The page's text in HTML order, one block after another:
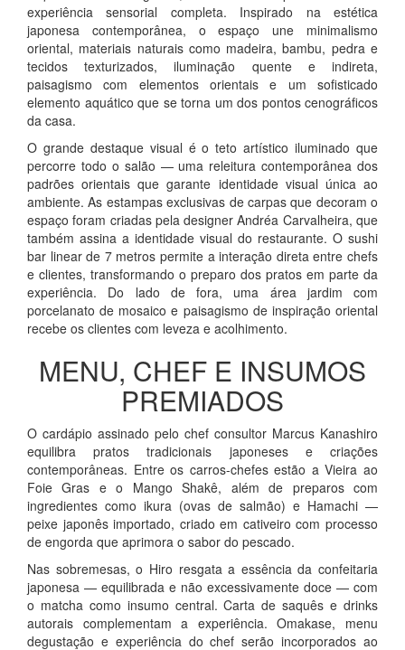
experiência sensorial completa. Inspirado na estética
japonesa contemporânea, o espaço une minimalismo
oriental, materiais naturais como madeira, bambu, pedra e
tecidos texturizados, iluminação quente e indireta,
paisagismo com elementos orientais e um sofisticado
elemento aquático que se torna um dos pontos cenográficos
da casa.
O grande destaque visual é o teto artístico iluminado que
percorre todo o salão — uma releitura contemporânea dos
padrões orientais que garante identidade visual única ao
ambiente. As estampas exclusivas de carpas que decoram o
espaço foram criadas pela designer Andréa Carvalheira, que
também assina a identidade visual do restaurante. O sushi
bar linear de 7 metros permite a interação direta entre chefs
e clientes, transformando o preparo dos pratos em parte da
experiência. Do lado de fora, uma área jardim com
porcelanato de mosaico e paisagismo de inspiração oriental
recebe os clientes com leveza e acolhimento.
MENU, CHEF E INSUMOS
PREMIADOS
O cardápio assinado pelo chef consultor Marcus Kanashiro
equilibra pratos tradicionais japoneses e criações
contemporâneas. Entre os carros-chefes estão a Vieira ao
Foie Gras e o Mango Shakê, além de preparos com
ingredientes como ikura (ovas de salmão) e Hamachi —
peixe japonês importado, criado em cativeiro com processo
de engorda que aprimora o sabor do pescado.
Nas sobremesas, o Hiro resgata a essência da confeitaria
japonesa — equilibrada e não excessivamente doce — com
o matcha como insumo central. Carta de saquês e drinks
autorais complementam a experiência. Omakase, menu
degustação e experiência do chef serão incorporados ao